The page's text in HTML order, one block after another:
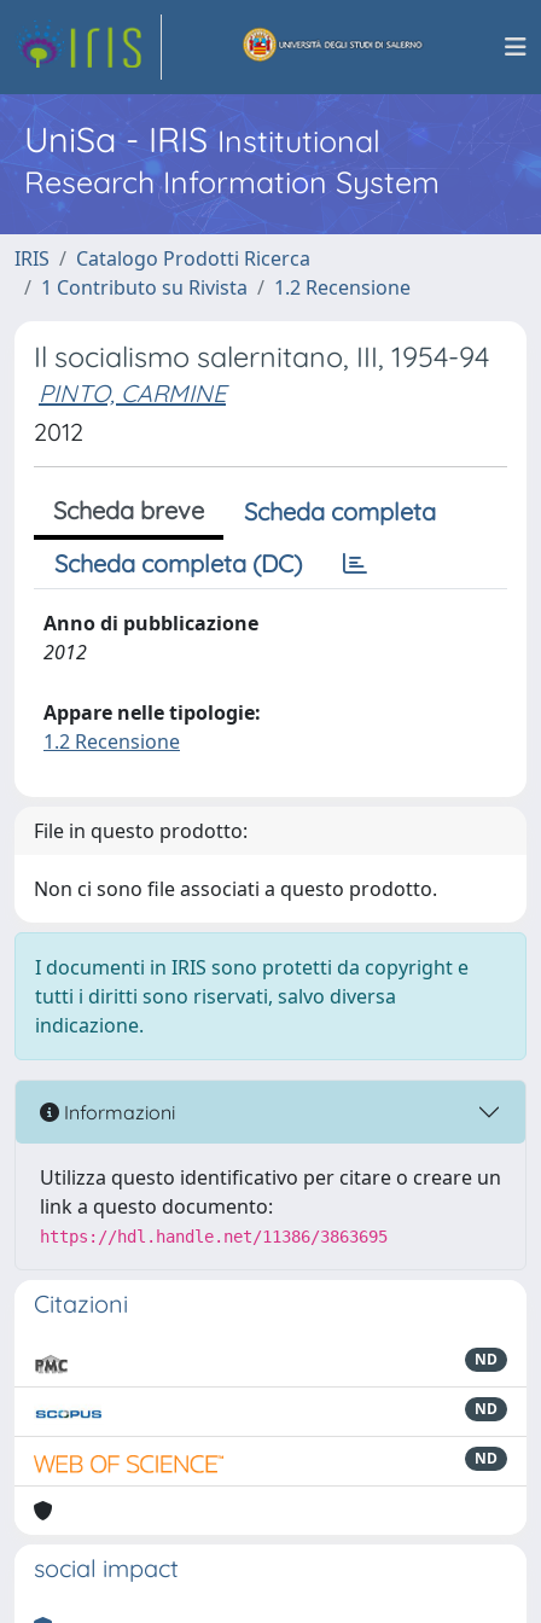
UniSa - IRISInstitutional
Research Information System
IRIS
Catalogo Prodotti Ricerca
1 Contributo su Rivista
1.2 Recensione
Il socialismo salernitano, III, 1954-94
PINTO, CARMINE
2012
Scheda breve
Scheda completa
Scheda completa (DC)
Anno di pubblicazione
2012
Appare nelle tipologie:
1.2 Recensione
File in questo prodotto:
Non ci sono file associati a questo prodotto.
I documenti in IRIS sono protetti da copyright e
tutti i diritti sono riservati, salvo diversa
indicazione.
Informazioni
Utilizza questo identificativo per citare o creare un
link a questo documento:
https://hdl.handle.net/11386/3863695
Citazioni
ND
ND
ND
social impact